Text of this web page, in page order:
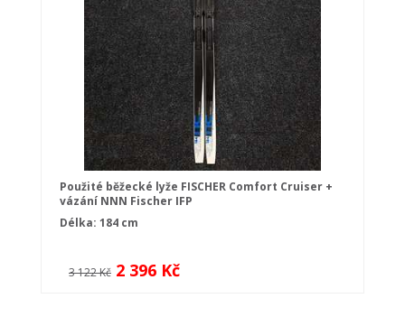
Použité běžecké lyže FISCHER Comfort Cruiser +
vázání NNN Fischer IFP
Délka: 184 cm
3 122 Kč 2 396 Kč